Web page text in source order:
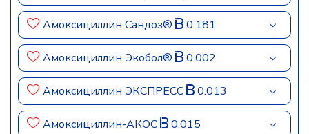
Амоксициллин Сандоз® 0.181
Амоксициллин Экобол® 0.002
Амоксициллин ЭКСПРЕСС 0.013
Амоксициллин-АКОС 0.015